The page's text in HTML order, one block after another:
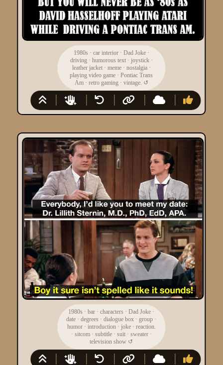
1980s · car interior· Dad Joke·
driving· humorous text· joystick·
leather jacket· meme· nostalgia·
playing video game ·Pontiac Trans
Am· retro gaming· vintage. ↺
1980s ·bar ·characters ·Dad Joke ·
date ·degrees ·dialogue box ·group ·
humor· introduction· joke· reaction.
· sitcom· subtitle· suit· sweater·
television show ↺